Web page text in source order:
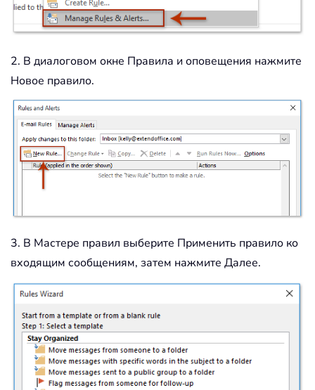
2. В диалоговом окне Правила и оповещения нажмите
Новое правило.
3. В Мастере правил выберите Применить правило ко
входящим сообщениям, затем нажмите Далее.